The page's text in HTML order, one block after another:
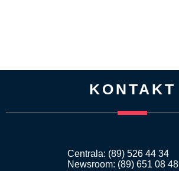
KONTAKT
Centrala: (89) 526 44 34
Newsroom: (89) 651 08 48